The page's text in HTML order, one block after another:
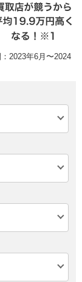
2023年6月〜2024